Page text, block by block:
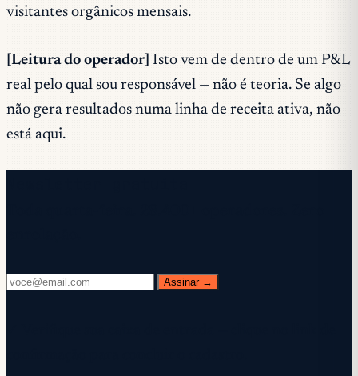
visitantes orgânicos mensais.
[Leitura do operador] Isto vem de dentro de um P&L
real pelo qual sou responsável — não é teoria. Se algo
não gera resultados numa linha de receita ativa, não
está aqui.
Assinar →